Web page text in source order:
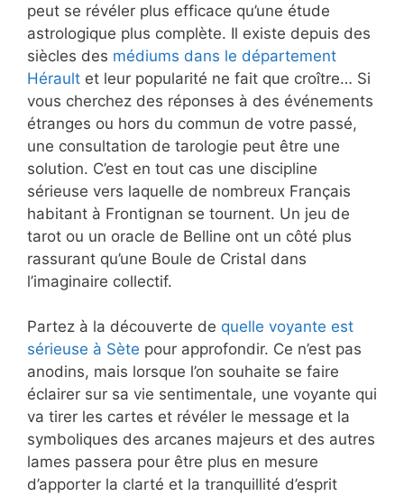
peut se révéler plus efficace qu’une étude
astrologique plus complète. Il existe depuis des
siècles des médiums dans le département
Hérault et leur popularité ne fait que croître… Si
vous cherchez des réponses à des événements
étranges ou hors du commun de votre passé,
une consultation de tarologie peut être une
solution. C’est en tout cas une discipline
sérieuse vers laquelle de nombreux Français
habitant à Frontignan se tournent. Un jeu de
tarot ou un oracle de Belline ont un côté plus
rassurant qu’une Boule de Cristal dans
l’imaginaire collectif.
Partez à la découverte de quelle voyante est
sérieuse à Sète pour approfondir. Ce n’est pas
anodins, mais lorsque l’on souhaite se faire
éclairer sur sa vie sentimentale, une voyante qui
va tirer les cartes et révéler le message et la
symboliques des arcanes majeurs et des autres
lames passera pour être plus en mesure
d’apporter la clarté et la tranquillité d’esprit